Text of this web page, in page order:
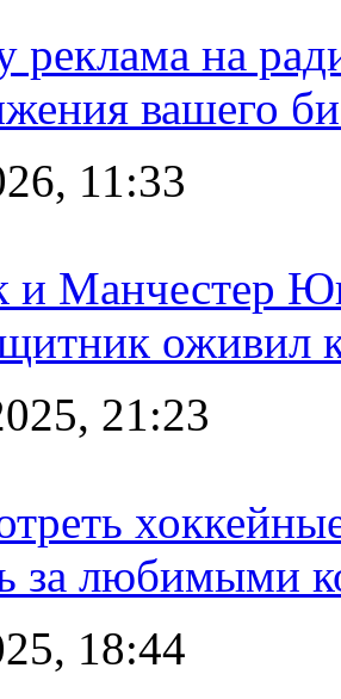
реклама на
вашего
11:33
и Манчестер
оживил
21:23
за любимыми
18:44